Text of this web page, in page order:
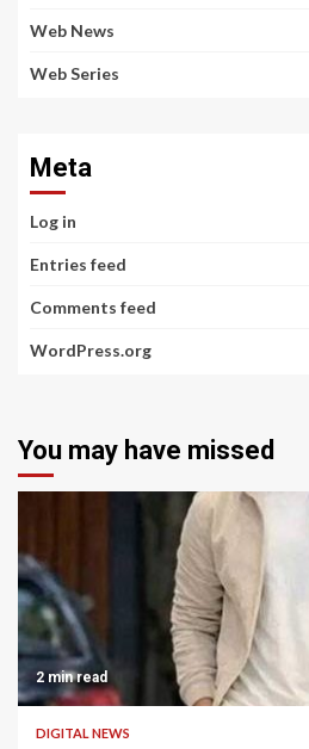
Web News
Web Series
Meta
Log in
Entries feed
Comments feed
WordPress.org
You may have missed
2 min read
DIGITAL NEWS